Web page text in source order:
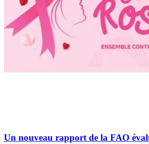
Un nouveau rapport de la FAO